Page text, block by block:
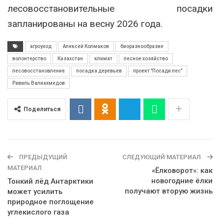
лесовосстановительные посадки
запланированы на весну 2026 года.
агроуход Алексей Колмаков биоразнообразие
волонтерство Казахстан климат лесное хозяйство
лесовосстановление посадка деревьев проект "Посади лес"
Равиль Валиахмедов
Поделиться
ПРЕДЫДУЩИЙ
МАТЕРИАЛ
Тонкий лёд Антарктики
может усилить
природное поглощение
углекислого газа
СЛЕДУЮЩИЙ МАТЕРИАЛ
«Ёлковорот»: как
новогодние ёлки
получают вторую жизнь